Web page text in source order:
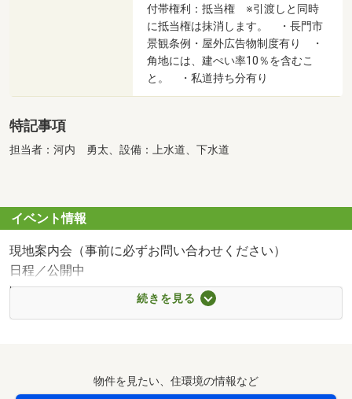
付帯権利：抵当権 ※引渡しと同時
に抵当権は抹消します。 ・長門市
景観条例・屋外広告物制度有り ・
角地には、建ぺい率10％を含むこ
と。 ・私道持ち分有り
特記事項
担当者：河内 勇太、設備：上水道、下水道
イベント情報
現地案内会（事前に必ずお問い合わせください）
日程／公開中
時間／9:00～18:00
続きを見る
物件を見たい、住環境の情報など